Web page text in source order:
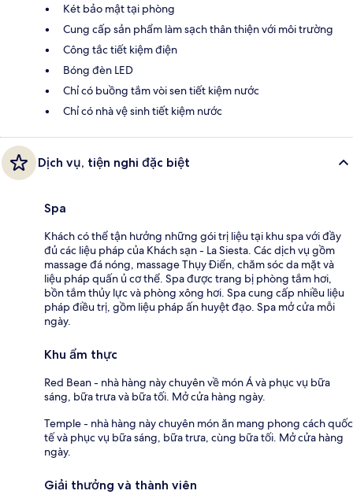
Két bảo mật tại phòng
Cung cấp sản phẩm làm sạch thân thiện với môi trường
Công tắc tiết kiệm điện
Bóng đèn LED
Chỉ có buồng tắm vòi sen tiết kiệm nước
Chỉ có nhà vệ sinh tiết kiệm nước
Dịch vụ, tiện nghi đặc biệt
Spa
Khách có thể tận hưởng những gói trị liệu tại khu spa với đầy
đủ các liệu pháp của Khách sạn - La Siesta. Các dịch vụ gồm
massage đá nóng, massage Thụy Điển, chăm sóc da mặt và
liệu pháp quấn ủ cơ thể. Spa được trang bị phòng tắm hơi,
bồn tắm thủy lực và phòng xông hơi. Spa cung cấp nhiều liệu
pháp điều trị, gồm liệu pháp ấn huyệt đạo. Spa mở cửa mỗi
ngày.
Khu ẩm thực
Red Bean - nhà hàng này chuyên về món Á và phục vụ bữa
sáng, bữa trưa và bữa tối. Mở cửa hàng ngày.
Temple - nhà hàng này chuyên món ăn mang phong cách quốc
tế và phục vụ bữa sáng, bữa trưa, cùng bữa tối. Mở cửa hàng
ngày.
Giải thưởng và thành viên